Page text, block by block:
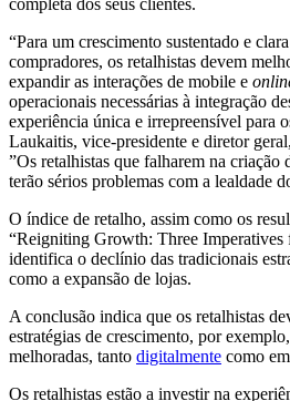
completa dos seus clientes.
“Para um crescimento sustentado e
compradores, os retalhistas devem
expandir as interações de mobile e
operacionais necessárias à integração
experiência única e irrepreensível para
Laukaitis, vice-presidente e diretor
”Os retalhistas que falharem na criação
terão sérios problemas com a lealdade
O índice de retalho, assim como os
“Reigniting Growth: Three Imperatives
identifica o declínio das tradicionais
como a expansão de lojas.
A conclusão indica que os retalhistas
estratégias de crescimento, por
melhoradas, tanto digitalmente como
Os retalhistas estão a investir na